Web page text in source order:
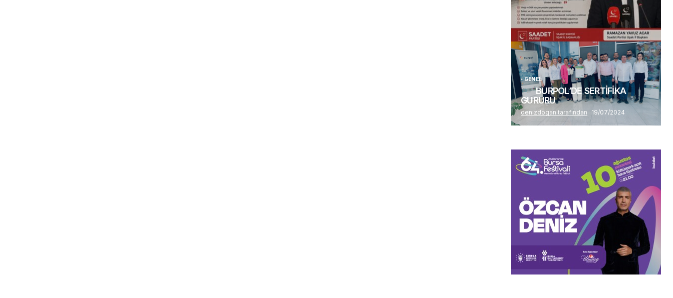
(başlıksız)
Alaattin Karahan tarafından 14/07/2026
GENEL
BURPOL’DE SERTİFİKA
GURURU
denizdogan tarafından 19/07/2024